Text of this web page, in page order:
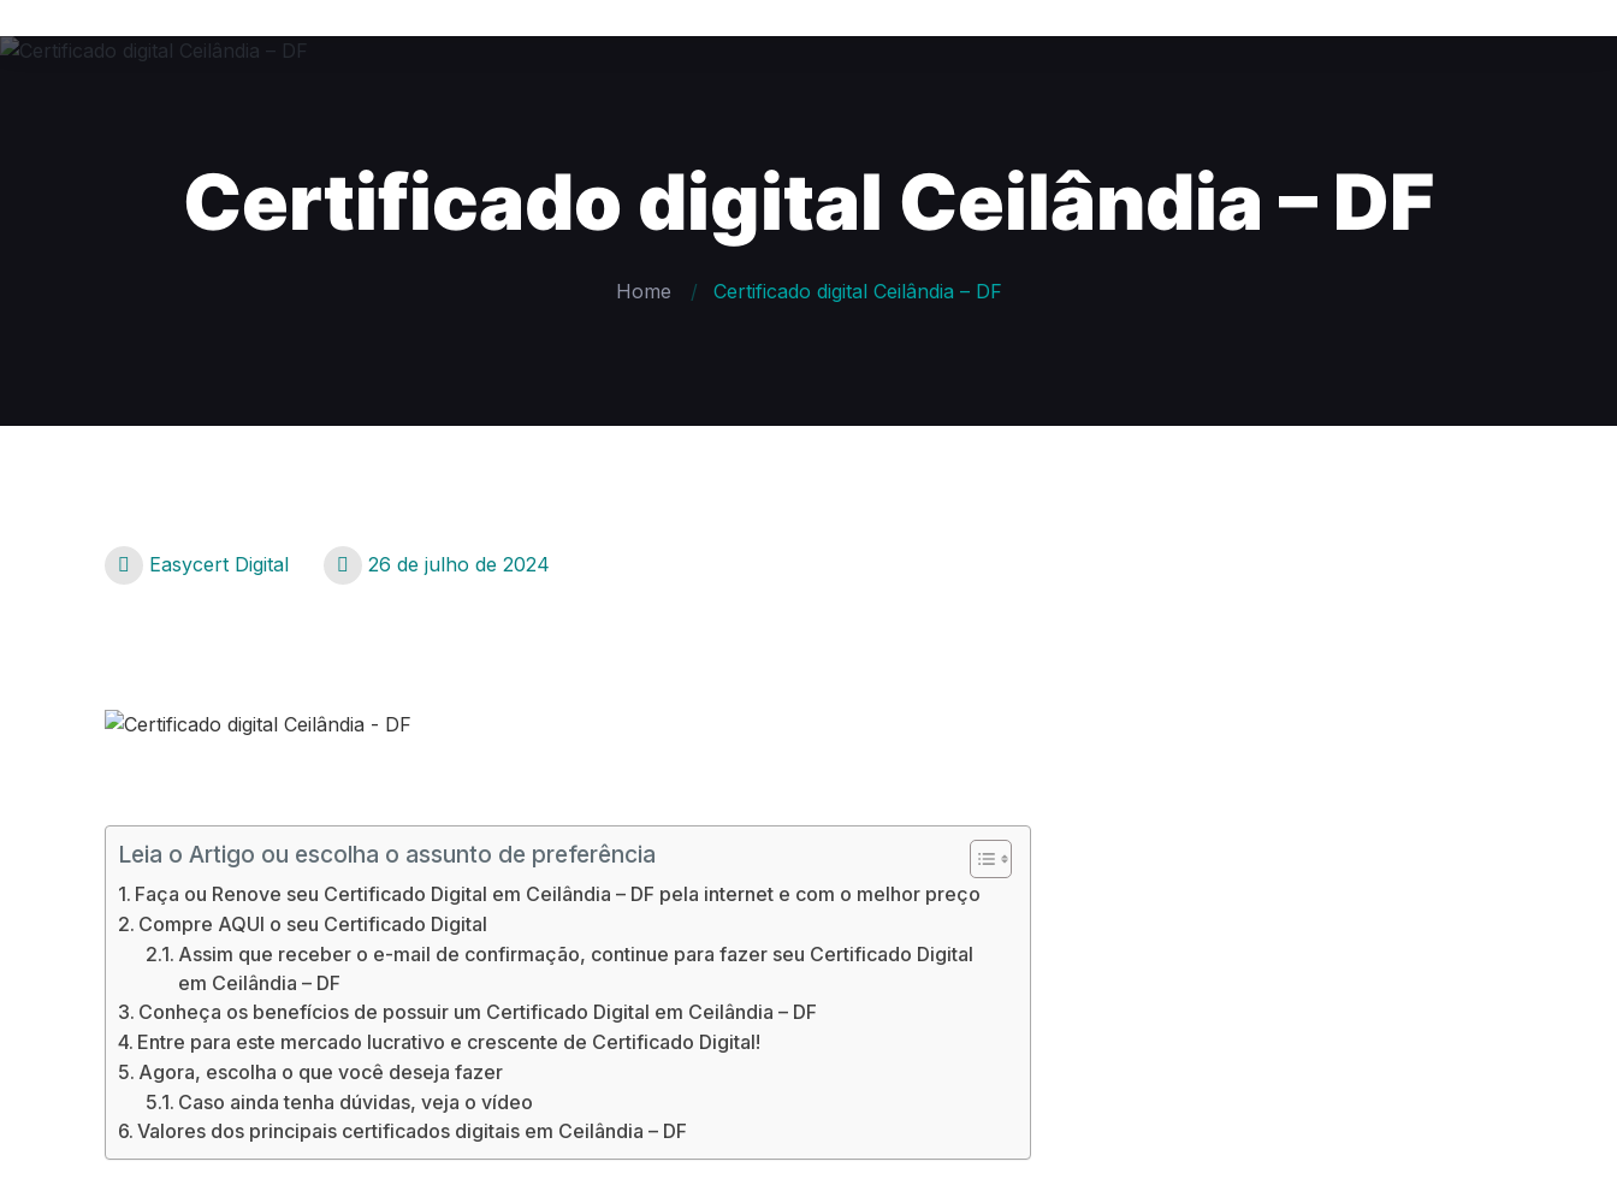
Certificado digital Ceilândia – DF
Home Certificado digital Ceilândia – DF
Easycert Digital 26 de julho de 2024
Leia o Artigo ou escolha o assunto de preferência
Faça ou Renove seu Certificado Digital em Ceilândia – DF pela internet e com o melhor preço
Compre AQUI o seu Certificado Digital
Assim que receber o e-mail de confirmação, continue para fazer seu Certificado Digital
em Ceilândia – DF
Conheça os benefícios de possuir um Certificado Digital em Ceilândia – DF
Entre para este mercado lucrativo e crescente de Certificado Digital!
Agora, escolha o que você deseja fazer
Caso ainda tenha dúvidas, veja o vídeo
Valores dos principais certificados digitais em Ceilândia – DF